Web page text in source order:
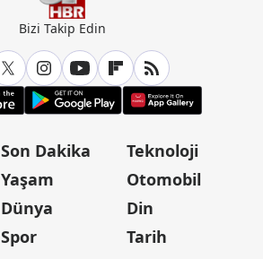
Bizi Takip Edin
Son Dakika
Yaşam
Dünya
Spor
Teknoloji
Otomobil
Din
Tarih